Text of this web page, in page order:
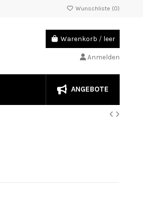
Wunschliste (0)
Warenkorb / leer
Anmelden
ANGEBOTE